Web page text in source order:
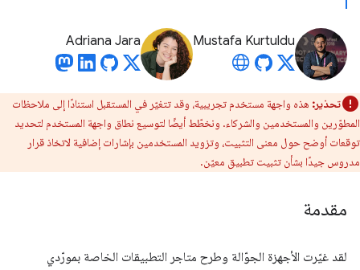
Mustafa Kurtuldu
Adriana Jara
تحذير: هذه واجهة مستخدم تجريبية، وقد تتغيّر في المستقبل استنادًا إلى ملاحظات
المطوّرين والمستخدمين والشركاء. ونخطّط أيضًا لتوسيع نطاق واجهة المستخدم لتحديد
توقعات أوضح حول معنى التثبيت، وتزويد المستخدمين بإشارات إضافية لاتخاذ قرار
مدروس جيدًا بشأن تثبيت تطبيق معيّن.
مقدمة
لقد غيّرت الأجهزة الجوّالة وطرح متاجر التطبيقات الخاصة بمورّدي